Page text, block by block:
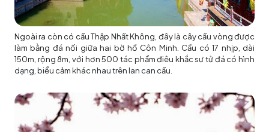
Ngoài ra còn có cầu Thập Nhất Không, đây là cây cầu vòng được
làm bằng đá nối giữa hai bờ hồ Côn Minh. Cầu có 17 nhịp, dài
150m, rộng 8m, với hơn 500 tác phẩm điêu khắc sư tử đá có hình
dạng, biểu cảm khác nhau trên lan can cầu.